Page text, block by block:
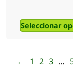
Seleccionar
← 1 2 3 …